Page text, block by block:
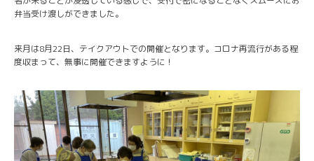
弁当受け渡しができました。
来月は8月22日、テイクアウトでの開催となります。コロナ再流行がある程
度収まって、無事に開催できますように！